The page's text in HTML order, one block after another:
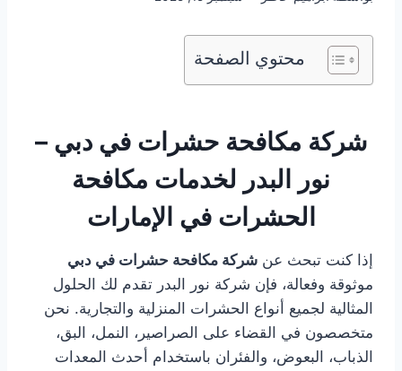
محتوي الصفحة
شركة مكافحة حشرات في دبي –
نور البدر لخدمات مكافحة
الحشرات في الإمارات
إذا كنت تبحث عن شركة مكافحة حشرات في دبي
موثوقة وفعالة، فإن شركة نور البدر تقدم لك الحلول
المثالية لجميع أنواع الحشرات المنزلية والتجارية. نحن
متخصصون في القضاء على الصراصير، النمل، البق،
الذباب، البعوض، والفئران باستخدام أحدث المعدات